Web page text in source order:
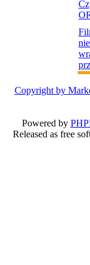
Copyright by
Powered by
Released as free